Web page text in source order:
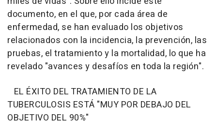
documento, en el que, por cada área de
enfermedad, se han evaluado los objetivos
relacionados con la incidencia, la prevención, las
pruebas, el tratamiento y la mortalidad, lo que ha
revelado "avances y desafíos en toda la región".
EL ÉXITO DEL TRATAMIENTO DE LA
TUBERCULOSIS ESTÁ "MUY POR DEBAJO DEL
OBJETIVO DEL 90%"